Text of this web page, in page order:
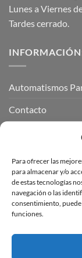
Para ofrecer las
para almacenar y/o
de estas tecnologías
navegación o las
consentimiento,
funciones.
Lunes a Viernes
Tardes cerrado.
Automatismos
Contacto
Aviso Legal